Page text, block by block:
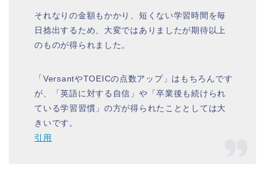
それなりの金額もかかり、短くない学習時間を毎
日捻出するため、大変ではありましたが期待以上
のものが得られました。
「VersantやTOEICの点数アップ」はもちろんです
が、「英語に対する自信」や「卒業後も続けられ
ている学習習慣」の方が得られたこととしては大
きいです。
引用